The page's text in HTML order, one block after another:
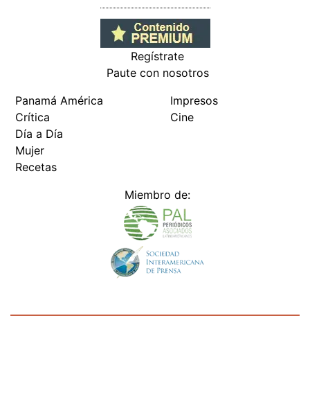
Regístrate
Paute con nosotros
Panamá América
Crítica
Día a Día
Mujer
Recetas
Impresos
Cine
Miembro de: